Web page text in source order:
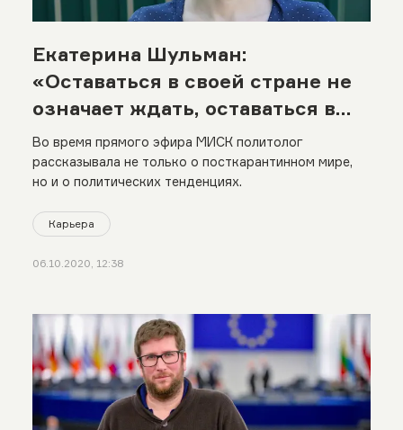
Екатерина Шульман:
«Оставаться в своей стране не
означает ждать, оставаться в
своей стране означает
участвовать»
Во время прямого эфира МИСК политолог
рассказывала не только о посткарантинном мире,
но и о политических тенденциях.
Карьера
06.10.2020, 12:38